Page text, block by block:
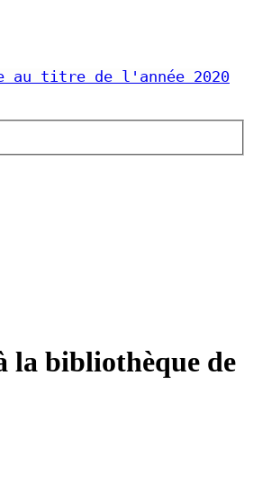
au titre de l'année 2020
la bibliothèque de